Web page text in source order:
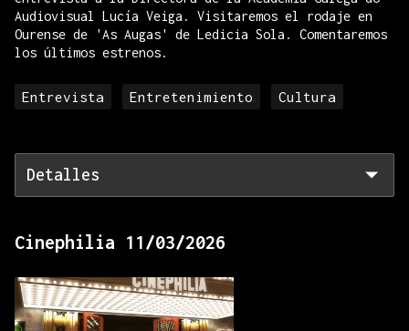
Audiovisual Lucía Veiga. Visitaremos el rodaje en
Ourense de 'As Augas' de Ledicia Sola. Comentaremos
los últimos estrenos.
Entrevista Entretenimiento Cultura
Detalles
Cinephilia 11/03/2026